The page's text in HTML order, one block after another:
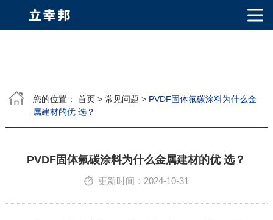
公司简介
公司相册
您的位置： 首页> 常见问题 > PVDF固体氟碳涂料为什么金
属建材的优 选？
PVDF固体氟碳涂料为什么金属建材的优 选？
更新时间：2024-10-31